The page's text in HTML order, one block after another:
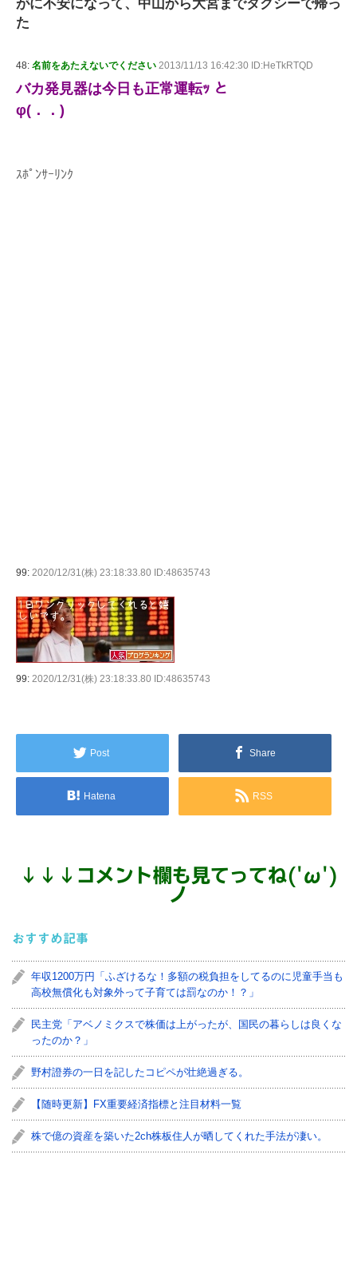
がに不安になって、中山から大宮までタクシーで帰っ
た
48: 名前をあたえないでください 2013/11/13 16:42:30 ID:HeTkRTQD
バカ発見器は今日も正常運転ｯ と
φ(．．)
ｽﾎﾟﾝｻｰﾘﾝｸ
99: 2020/12/31(株) 23:18:33.80 ID:48635743
99: 2020/12/31(株) 23:18:33.80 ID:48635743
Post Share
Hatena RSS
↓ ↓ ↓ コメント欄も見てってね('ω')
ノ
おすすめ記事
年収1200万円「ふざけるな！多額の税負担をしてるのに児童手当も
高校無償化も対象外って子育ては罰なのか！？」
民主党「アベノミクスで株価は上がったが、国民の暮らしは良くな
ったのか？」
野村證券の一日を記したコピペが壮絶過ぎる。
【随時更新】FX重要経済指標と注目材料一覧
株で億の資産を築いた2ch株板住人が晒してくれた手法が凄い。